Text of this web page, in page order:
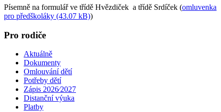
Písemně na formulář ve třídě Hvězdiček a třídě Srdíček (omluvenka
pro předškoláky (43.07 kB))
Pro rodiče
Aktuálně
Dokumenty
Omlouvání dětí
Potřeby dětí
Zápis 2026⁄2027
Distanční výuka
Platby